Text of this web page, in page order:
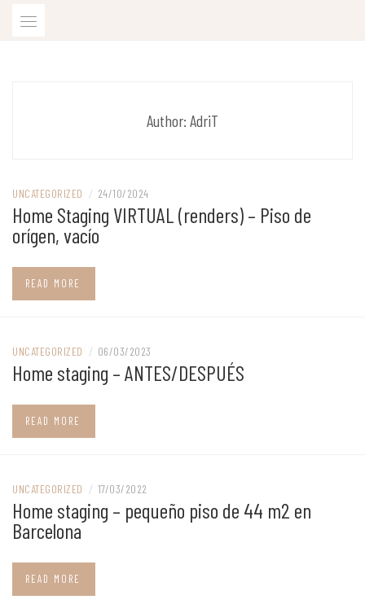
INTERIORES
Author: AdriT
UNCATEGORIZED / 24/10/2024
Home Staging VIRTUAL (renders) – Piso de
orígen, vacío
READ MORE
UNCATEGORIZED / 06/03/2023
Home staging – ANTES/DESPUÉS
READ MORE
UNCATEGORIZED / 17/03/2022
Home staging – pequeño piso de 44 m2 en
Barcelona
READ MORE